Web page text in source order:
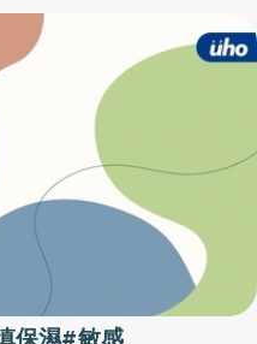
酒精後，會引起神經功能的鎮
已有的呼吸暫停症候群更加嚴
啡爲什麼睡不著覺？因咖啡
，其他像茶、可樂等也都含有
在磷酸解酯酶，使能量得以保
研究指出，咖啡因是腺苷酸
起嗜睡的作用，因此咖啡因有
的嗜睡作用。含咖啡因的飲料
〉會改變睡眠的開始或持續，
一杯咖啡含有一百毫克的咖啡
因的蘇打飲料含有七十五毫
；缺點則是費用較高、且牙齒
只要是健康的成人，牙本質良
乳者、有嚴重顳顎關節障礙
至於牙齒美白的副作用因人而
激，可能持續1、2天，只要遵
，很快就會緩解。目前市面上
分(研磨劑如矽膠粒子、樹脂
表面的污垢、煙垢，使其恢復
。值得注意的是，想要維持美
的牙齒，勤刷牙、節制口腹之
曬工夫一定要做好，以免產生
曬傷的症狀多發生在暴露於陽
到灼熱、刺痛，接著紫外線引
物質而引起皮膚癢；脫皮則是
皮層，發炎反應更嚴重，水泡
的程度又依個人對「光」的敏
的人較易曬傷，其他如紅斑性
；另外藥物也會影響對光的敏
鎮定劑或磺胺劑（泌尿道感染
水邊、沙灘或雪地因為反射，
因空氣較稀薄，阻擋陽光較